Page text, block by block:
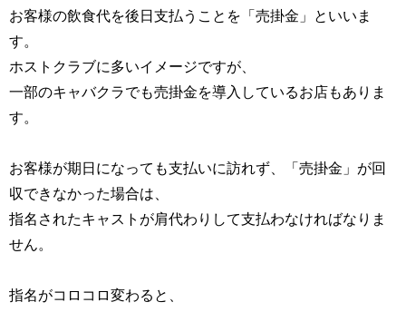
お客様の飲食代を後日支払うことを「売掛金」といいま
す。
ホストクラブに多いイメージですが、
一部のキャバクラでも売掛金を導入しているお店もありま
す。
お客様が期日になっても支払いに訪れず、「売掛金」が回
収できなかった場合は、
指名されたキャストが肩代わりして支払わなければなりま
せん。
指名がコロコロ変わると、